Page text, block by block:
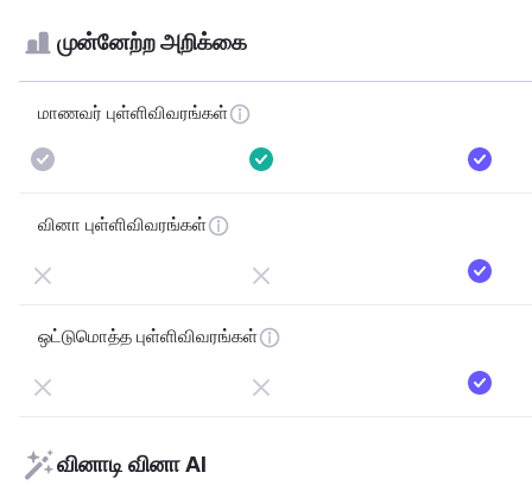
முன்னேற்ற அறிக்கை
மாணவர் புள்ளிவிவரங்கள்
வினா புள்ளிவிவரங்கள்
ஒட்டுமொத்த புள்ளிவிவரங்கள்
வினாடி வினா AI